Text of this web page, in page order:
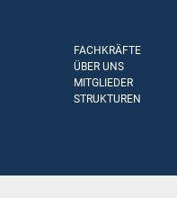
FACHKRÄFTE
ÜBER UNS
MITGLIEDER
STRUKTUREN